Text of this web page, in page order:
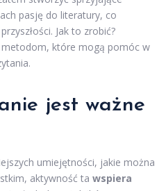
pasję do literatury, co
Jak to zrobić?
które mogą pomóc w
jest ważne
umiejętności, jakie można
aktywność ta wspiera